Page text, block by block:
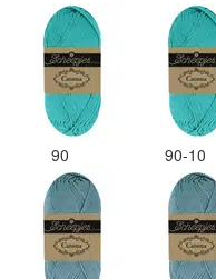
90 90-10